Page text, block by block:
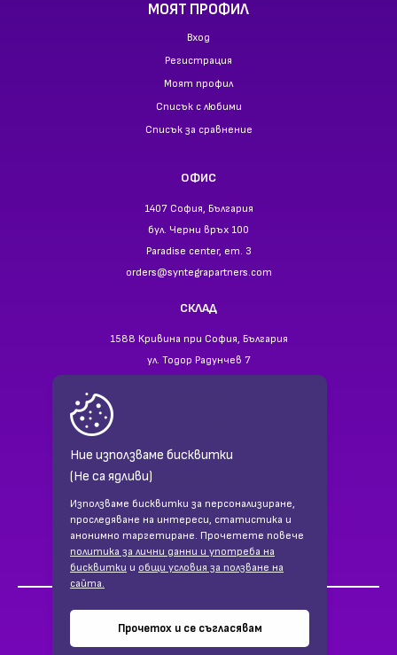
Ние използваме бисквитки
(Не са ядливи)
Използваме бисквитки за персонализиране,
проследяване на интереси, статистика и
анонимно таргетиране. Прочетете повече
политика за лични данни и употреба на
бисквитки и общи условия за ползване на
сайта.
Прочетох и се съгласявам
МОЯТ ПРОФИЛ
Вход
Регистрация
Моят профил
Списък с любими
Списък за сравнение
ОФИС
1407 София, България
бул. Черни връх 100
Paradise center, ет. 3
orders@syntegrapartners.com
СКЛАД
1588 Кривина при София, България
ул. Тодор Радунчев 7
+359 88 941 35 55
Facebook
LinkedIn
©2026 syntegrapartners.bg. Всички права запазени!